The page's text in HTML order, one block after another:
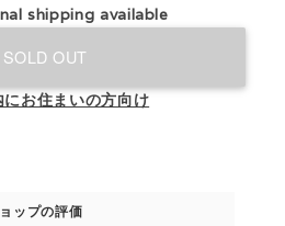
shipping available
SOLD OUT
にお住まいの方向け
ップの評価